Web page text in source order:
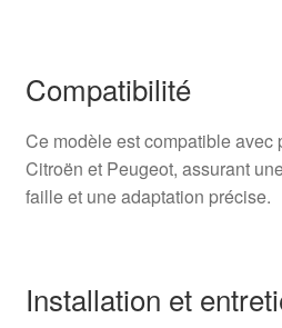
Compatibilité
Ce modèle est compatible avec
Citroën et Peugeot, assurant
faille et une adaptation précise.
Installation et